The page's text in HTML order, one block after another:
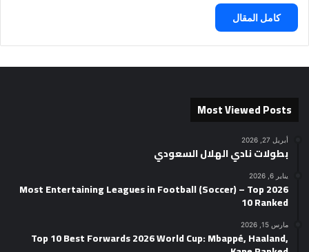
كامل المقال
Most Viewed Posts
أبريل 27, 2026
بطولات نادي الهلال السعودي
يناير 6, 2026
2026 Most Entertaining Leagues in Football (Soccer) – Top
10 Ranked
مارس 15, 2026
Top 10 Best Forwards 2026 World Cup: Mbappé, Haaland,